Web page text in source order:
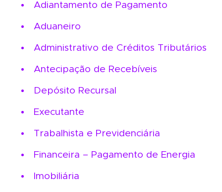
Adiantamento de Pagamento
Aduaneiro
Administrativo de Créditos Tributários
Antecipação de Recebíveis
Depósito Recursal
Executante
Trabalhista e Previdenciária
Financeira – Pagamento de Energia
Imobiliária